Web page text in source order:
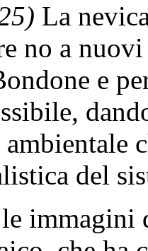
La
no a
e
del
immagini